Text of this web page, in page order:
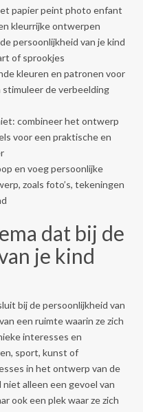
papier peint photo enfant
kleurrijke ontwerpen
persoonlijkheid van je kind
of sprookjes
kleuren en patronen voor
de verbeelding
combineer het ontwerp
voor een praktische en
en voeg persoonlijke
zoals foto’s, tekeningen
dat bij de
je kind
bij de persoonlijkheid van
een ruimte waarin ze zich
interesses en
sport, kunst of
in het ontwerp van de
alleen een gevoel van
ook een plek waar ze zich